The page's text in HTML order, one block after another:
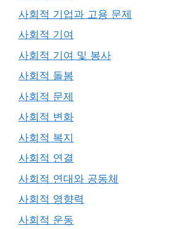
사회적 기업과 고용 문제
사회적 기여
사회적 기여 및 봉사
사회적 돌봄
사회적 문제
사회적 변화
사회적 복지
사회적 연결
사회적 연대와 공동체
사회적 영향력
사회적 운동